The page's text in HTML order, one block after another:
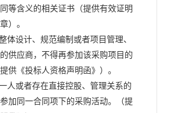
等含义的相关证书（提供有效证明
）。
体设计、规范编制或者项目管理、
供应商，不得再参加该采购项目的
供《投标人资格声明函》）。
人或者存在直接控股、管理关系的
加同一合同项下的采购活动。（提